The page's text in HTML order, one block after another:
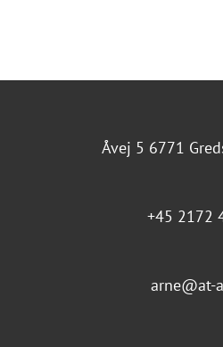
Åvej 5 6771
+45 2172
arne@at-